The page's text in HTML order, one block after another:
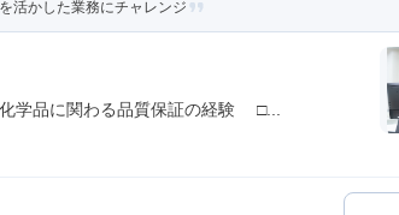
活かした業務にチャレンジ
学品に関わる品質保証の経験 □...